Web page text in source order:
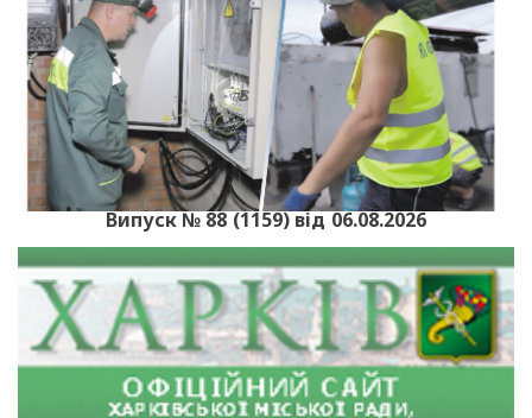
Випуск № 88 (1159) від 06.08.2026